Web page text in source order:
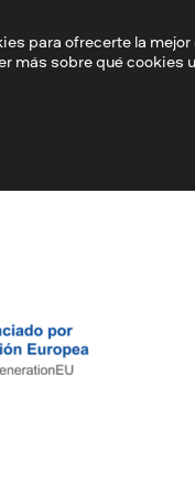
anuncio. Regresa a
para ofrecerte la
más sobre qué cookies